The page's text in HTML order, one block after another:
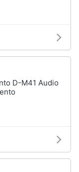
D-M41 Audio